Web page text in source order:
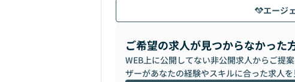
エージ
ご希望の求人が見つからなかった
WEB上に公開してない非公開求人からご提
ザーがあなたの経験やスキルに合った求人を